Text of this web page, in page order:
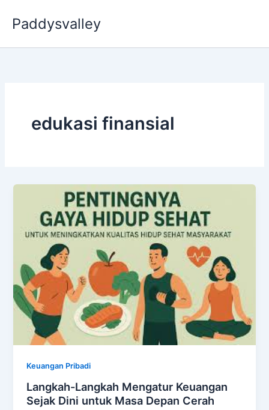
Paddysvalley
edukasi finansial
Keuangan Pribadi
Langkah-Langkah Mengatur Keuangan
Sejak Dini untuk Masa Depan Cerah